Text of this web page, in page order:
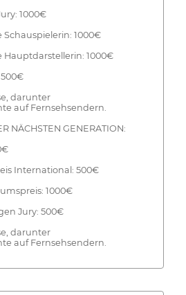
1000€
Schauspielerin: 1000€
Hauptdarstellerin: 1000€
darunter
auf Fernsehsendern.
NÄCHSTEN GENERATION:
International: 500€
1000€
Jury: 500€
darunter
auf Fernsehsendern.